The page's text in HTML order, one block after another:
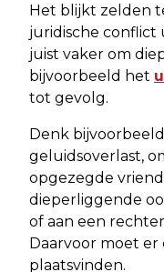
Het blijkt zelden
juridische conflict
juist vaker om
bijvoorbeeld het
tot gevolg.
Denk
geluidsoverlast,
opgezegde
dieperliggende
of aan een
Daarvoor moet
plaatsvinden.